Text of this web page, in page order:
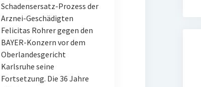
Schadensersatz-Prozess der
Arznei-Geschädigten
Felicitas Rohrer gegen den
BAYER-Konzern vor dem
Oberlandesgericht
Karlsruhe seine
Fortsetzung. Die 36 Jahre